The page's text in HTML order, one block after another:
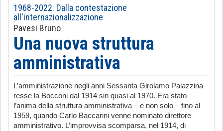
-1968-2022. Dalla contestazione
all'internazionalizzazione
Pavesi Bruno
Una nuova struttura
amministrativa
L’amministrazione negli anni Sessanta Girolamo Palazzina
resse la Bocconi dal 1914 sin quasi al 1970. Era stato
l’anima della struttura amministrativa – e non solo – fino al
1959, quando Carlo Baccarini venne nominato direttore
amministrativo. L’improvvisa scomparsa, nel 1914, di